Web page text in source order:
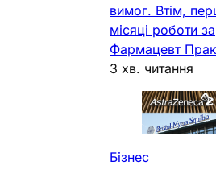
вимог. Втім,
місяці роботи за
Фармацевт
3 хв. читання
Бізнес